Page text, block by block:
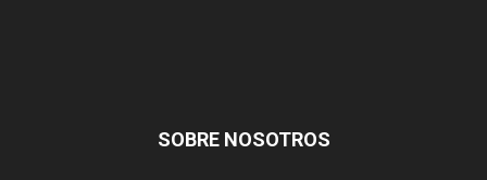
SOBRE NOSOTROS